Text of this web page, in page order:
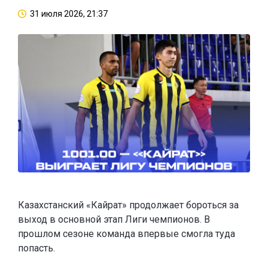
31 июля 2026, 21:37
Казахстанский «Кайрат» продолжает бороться за
выход в основной этап Лиги чемпионов. В
прошлом сезоне команда впервые смогла туда
попасть.